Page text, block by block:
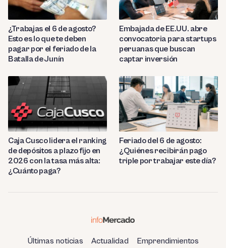
¿Trabajas el 6 de agosto?
Esto es lo que te deben
pagar por el feriado de la
Batalla de Junín
Embajada de EE.UU. abre
convocatoria para startups
peruanas que buscan
captar inversión
Caja Cusco lidera el ranking
de depósitos a plazo fijo en
2026 con la tasa más alta:
¿Cuánto paga?
Feriado del 6 de agosto:
¿Quiénes recibirán pago
triple por trabajar este día?
Últimas noticias Actualidad Emprendimientos